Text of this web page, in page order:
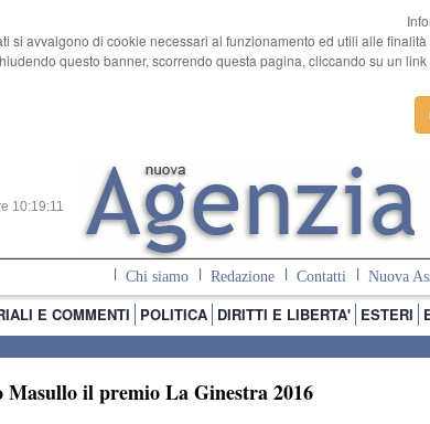
si avvalgono di cookie necessari al funzionamento ed utili alle
questo banner, scorrendo questa pagina, cliccando su un
10:19:12
Chi siamo Redazione Contatti Nuova
E COMMENTI POLITICA DIRITTI E LIBERTA' ESTERI
Masullo il premio La Ginestra 2016